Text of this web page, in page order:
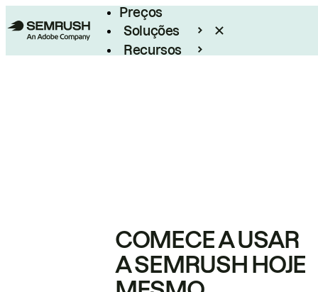
Preços
Soluções
Recursos
COMECE A USAR
A SEMRUSH HOJE